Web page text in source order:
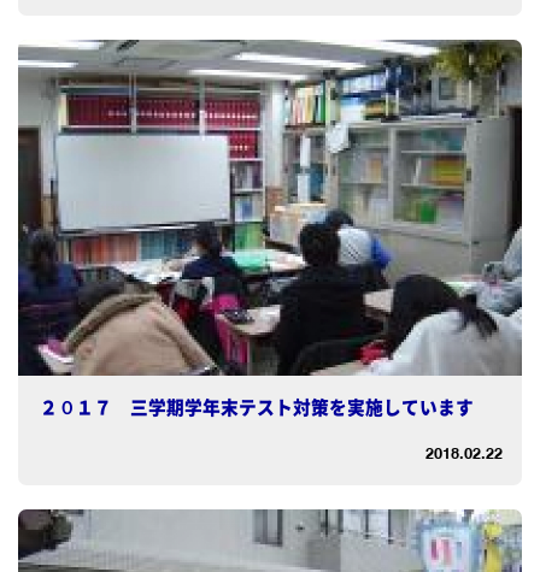
２０１７ 三学期学年末テスト対策を実施しています
2018.02.22